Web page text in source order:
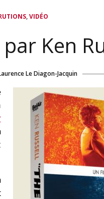
,VIDÉO
Ken
Le Diagon-Jacquin